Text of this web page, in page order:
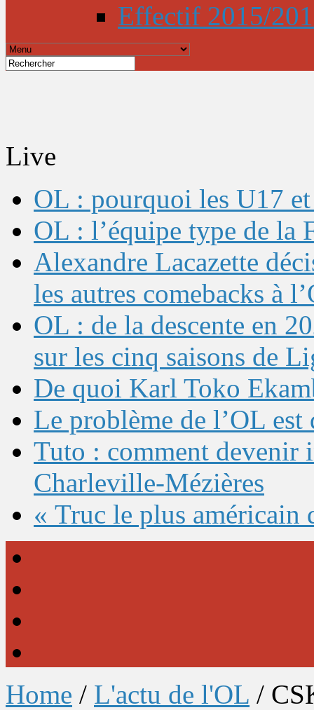
Effectif 2015/
Live
OL : pourquoi les U17
OL : l’équipe type de la
Alexandre Lacazette
les autres comebacks à
OL : de la descente en
sur les cinq saisons de
De quoi Karl Toko
Le problème de l’OL
Tuto : comment devenir
Charleville-Mézières
« Truc le plus américain
Home / L'actu de l'OL /